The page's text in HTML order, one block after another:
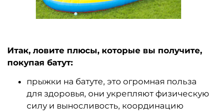
Итак, ловите плюсы, которые вы получите,
покупая батут:
прыжки на батуте, это огромная польза
для здоровья, они укрепляют физическую
силу и выносливость, координацию